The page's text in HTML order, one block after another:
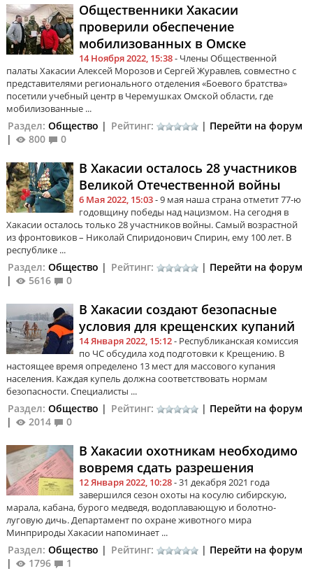
Общественники Хакасии
проверили обеспечение
мобилизованных в Омске
14 Ноября 2022, 15:38- Члены Общественной
палаты Хакасии Алексей Морозов и Сергей Журавлев, совместно с
представителями регионального отделения «Боевого братства»
посетили учебный центр в Черемушках Омской области, где
мобилизованные ...
Раздел: Общество | Рейтинг: | Перейти на форум
|
800 0
В Хакасии осталось 28 участников
Великой Отечественной войны
6 Мая 2022, 15:03- 9 мая наша страна отметит 77-ю
годовщину победы над нацизмом. На сегодня в
Хакасии осталось только 28 участников войны. Самый возрастной
из фронтовиков – Николай Спиридонович Спирин, ему 100 лет. В
республике ...
Раздел: Общество | Рейтинг: | Перейти на форум
|
5616 0
В Хакасии создают безопасные
условия для крещенских купаний
14 Января 2022, 15:12- Республиканская комиссия
по ЧС обсудила ход подготовки к Крещению. В
настоящее время определено 13 мест для массового купания
населения. Каждая купель должна соответствовать нормам
безопасности. Специалисты ...
Раздел: Общество | Рейтинг: | Перейти на форум
|
2014 0
В Хакасии охотникам необходимо
вовремя сдать разрешения
12 Января 2022, 10:28- 31 декабря 2021 года
завершился сезон охоты на косулю сибирскую,
марала, кабана, бурого медведя, водоплавающую и болотно-
луговую дичь. Департамент по охране животного мира
Минприроды Хакасии напоминает ...
Раздел: Общество | Рейтинг: | Перейти на форум
|
1796 1